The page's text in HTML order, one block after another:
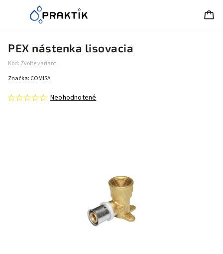
PEX nástenka lisovacia
Kód: Zvoľte variant
Neohodnotené
Značka: COMISA